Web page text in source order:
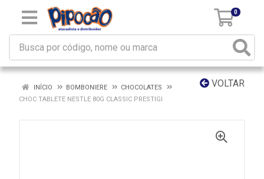
0
VOLTAR
INÍCIO BOMBONIERE
CHOCOLATES
CHOC TABLETE NESTLE 80G CLASSIC PRESTIGI